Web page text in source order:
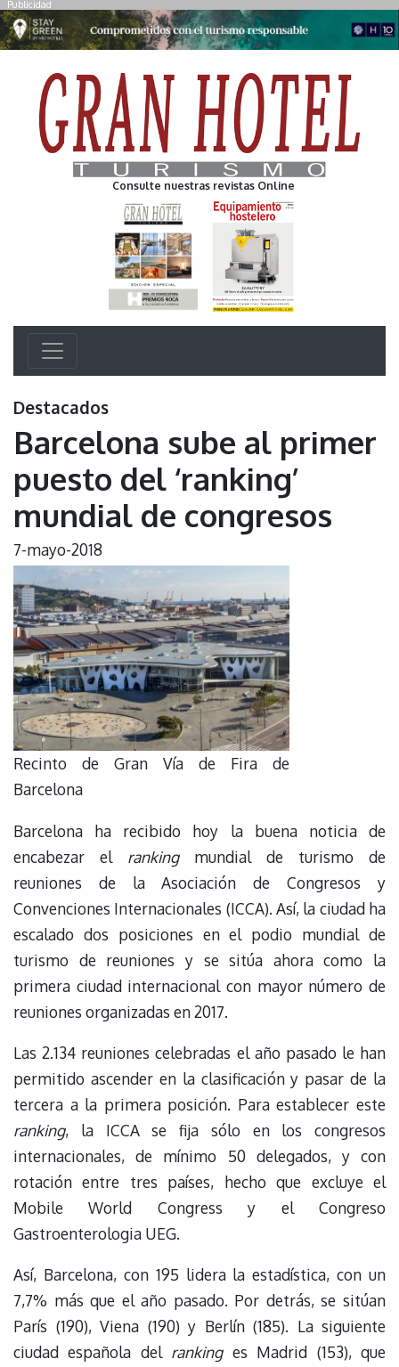
Publicidad
Consulte nuestras revistas Online
Destacados
Barcelona sube al primer
puesto del ‘ranking’
mundial de congresos
7-mayo-2018
Recinto de Gran Vía de Fira de
Barcelona
Barcelona ha recibido hoy la buena noticia de
encabezar el rankingmundial de turismo de
reuniones de la Asociación de Congresos y
Convenciones Internacionales (ICCA). Así, la ciudad ha
escalado dos posiciones en el podio mundial de
turismo de reuniones y se sitúa ahora como la
primera ciudad internacional con mayor número de
reuniones organizadas en 2017.
Las 2.134 reuniones celebradas el año pasado le han
permitido ascender en la clasificación y pasar de la
tercera a la primera posición. Para establecer este
ranking, la ICCA se fija sólo en los congresos
internacionales, de mínimo 50 delegados, y con
rotación entre tres países, hecho que excluye el
Mobile World Congress y el Congreso
Gastroenterologia UEG.
Así, Barcelona, con 195 lidera la estadística, con un
7,7% más que el año pasado. Por detrás, se sitúan
París (190), Viena (190) y Berlín (185). La siguiente
ciudad española del rankinges Madrid (153), que